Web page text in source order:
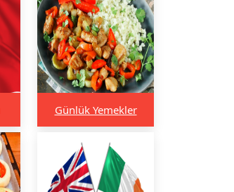
Günlük Yemekler